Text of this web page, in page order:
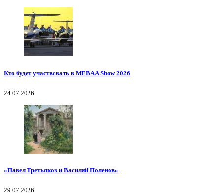
Кто будет участвовать в MEBAA Show 2026
24.07.2026
«Павел Третьяков и Василий Поленов»
29.07.2026